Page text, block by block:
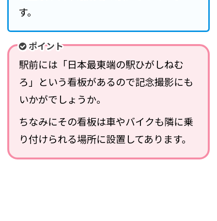
す。
ポイント
駅前には「日本最東端の駅ひがしねむ
ろ」という看板があるので記念撮影にも
いかがでしょうか。
ちなみにその看板は車やバイクも隣に乗
り付けられる場所に設置してあります。